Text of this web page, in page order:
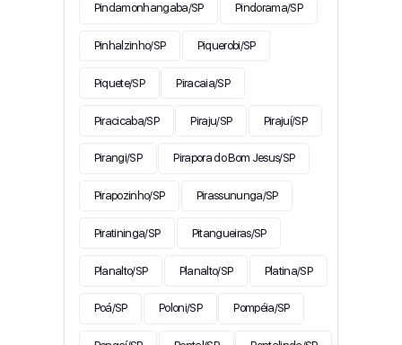
Pindamonhangaba/SP Pindorama/SP
Pinhalzinho/SP Piquerobi/SP
Piquete/SP Piracaia/SP
Piracicaba/SP Piraju/SP Pirajuí/SP
Pirangi/SP Pirapora do Bom Jesus/SP
Pirapozinho/SP Pirassununga/SP
Piratininga/SP Pitangueiras/SP
Planalto/SP Planalto/SP Platina/SP
Poá/SP Poloni/SP Pompéia/SP